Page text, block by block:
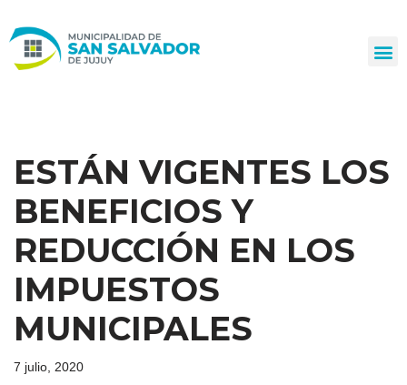
al
ESTÁN VIGENTES LOS
BENEFICIOS Y
REDUCCIÓN EN LOS
IMPUESTOS
MUNICIPALES
7 julio, 2020